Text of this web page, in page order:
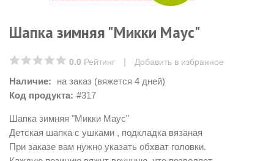
Шапка зимняя "Микки Маус"
0.0 Рейтинг | Добавить в избранное
Наличие:
на заказ (вяжется 4 дней)
Код продукта: #317
Шапка зимняя "Микки Маус"
Детская шапка с ушками , подкладка вязаная
При заказе вам нужно указать обхват головки.